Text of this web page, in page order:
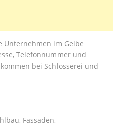
Unternehmen im Gelbe
Telefonnummer und
bei Schlosserei und
Fassaden,